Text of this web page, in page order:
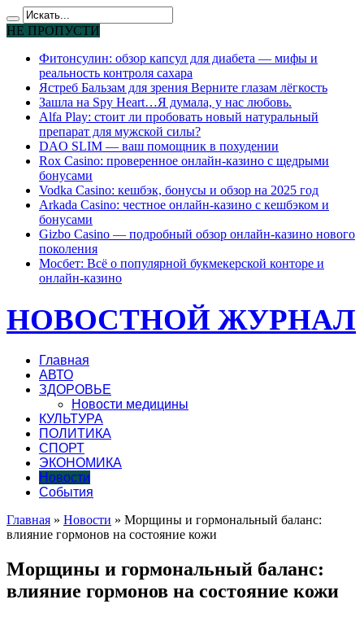
НЕ ПРОПУСТИ
Фитонсулин: обзор капсул для диабета — мифы и
реальность контроля сахара
Ястреб Бальзам для зрения Верните глазам лёгкость
Зашла на Spy Heart…Я думала, у нас любовь.
Alfa Play: стоит ли пробовать новый натуральный
препарат для мужской силы?
DAO SLIM — ваш помощник в похудении
Rox Casino: проверенное онлайн-казино с щедрыми
бонусами
Vodka Casino: кешбэк, бонусы и обзор на 2025 год
Arkada Casino: честное онлайн-казино с кешбэком и
бонусами
Gizbo Casino — подробный обзор онлайн-казино нового
поколения
Мосбет: Всё о популярной букмекерской конторе и
онлайн-казино
НОВОСТНОЙ ЖУРНАЛ
Главная
АВТО
ЗДОРОВЬЕ
Новости медицины
КУЛЬТУРА
ПОЛИТИКА
СПОРТ
ЭКОНОМИКА
Новости
События
Главная » Новости » Морщины и гормональный баланс:
влияние гормонов на состояние кожи
Морщины и гормональный баланс:
влияние гормонов на состояние кожи